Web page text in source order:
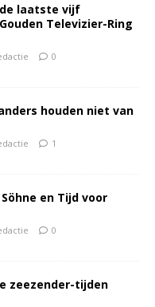
laatste vijf
Televizier-Ring
0
houden niet van
1
en Tijd voor
0
zeezender-tijden